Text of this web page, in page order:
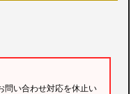
問い合わせ対応を休止い